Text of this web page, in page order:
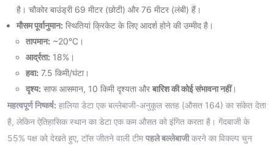
है। चौकोर बाउंड्री 69 मीटर (छोटी) और 76 मीटर (लंबी) हैं।
मौसम पूर्वानुमान: स्थितियां क्रिकेट के लिए आदर्श होने की उम्मीद है।
तापमान: ~20°C।
आर्द्रता: 18%।
हवा: 7.5 किमी/घंटा।
दृश्य: साफ आसमान, 10 किमी दृश्यता और बारिश की कोई संभावना नहीं।
महत्वपूर्ण निष्कर्ष: हालिया डेटा एक बल्लेबाजी-अनुकूल सतह (औसत 164) का संकेत देता
है, लेकिन ऐतिहासिक स्थान का डेटा एक कम औसत को इंगित करता है। गेंदबाजी के
55% पक्ष को देखते हुए, टॉस जीतने वाली टीमपहले बल्लेबाजीकरने का विकल्प चुन